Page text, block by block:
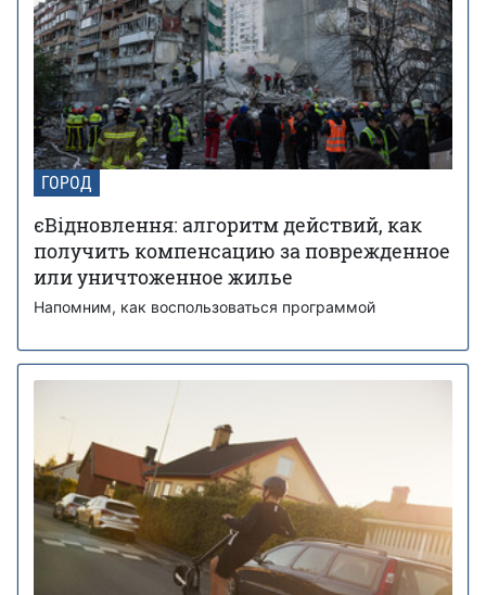
ГОРОД
єВідновлення: алгоритм действий, как
получить компенсацию за поврежденное
или уничтоженное жилье
Напомним, как воспользоваться программой